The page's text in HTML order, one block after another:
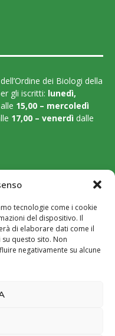
tecnologie come i cookie
del dispositivo. Il
di elaborare dati come il
questo sito. Non
negativamente su alcune
dei Biologi della
gli iscritti: lunedì,
alle 15,00 – mercoledì
17,00 – venerdì dalle